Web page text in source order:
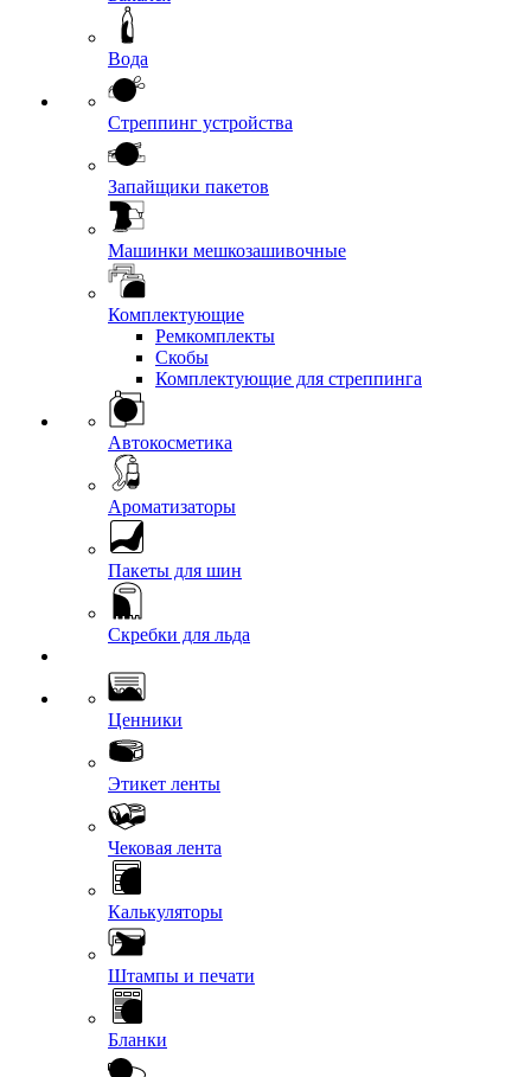
Вода
Стреппинг устройства
Запайщики пакетов
Машинки мешкозашивочные
Комплектующие
Ремкомплекты
Скобы
Комплектующие для стреппинга
Автокосметика
Ароматизаторы
Пакеты для шин
Скребки для льда
Ценники
Этикет ленты
Чековая лента
Калькуляторы
Штампы и печати
Бланки